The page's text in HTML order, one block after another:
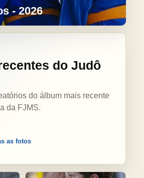
- 2026
do Judô
do álbum mais recente
da FJMS.
as fotos